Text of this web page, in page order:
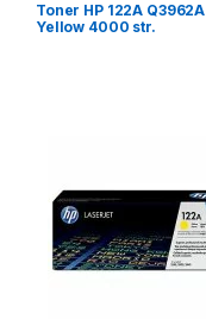
Toner HP 122A Q3962A
Yellow 4000 str.